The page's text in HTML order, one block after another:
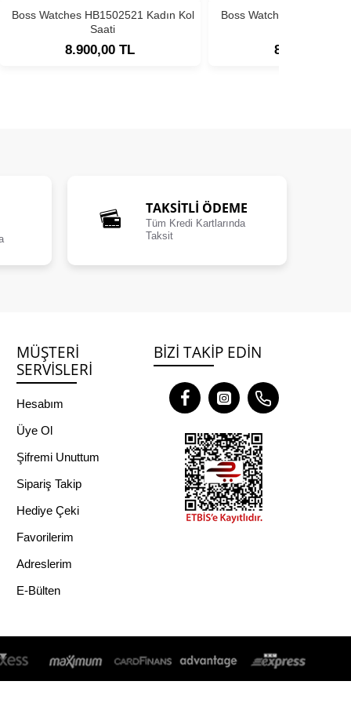
Boss Watches HB1502521 Kadın Kol
Saati
8.900,00 TL
Boss Watches
8.900,00 TL
TAKSİTLİ ÖDEME
Tüm Kredi Kartlarında
Taksit
MÜŞTERI
SERVISLERI
Hesabım
Üye Ol
Şifremi Unuttum
Sipariş Takip
Hediye Çeki
Favorilerim
Adreslerim
E-Bülten
BIZI TAKIP EDIN